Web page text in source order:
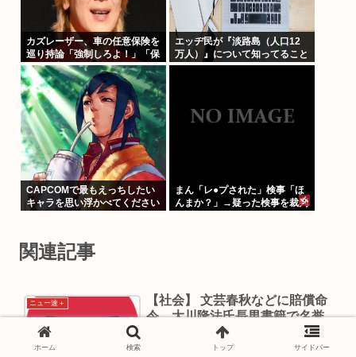
カズレーザー、車の任意保険を
巡り持論「強制しろよ！」「保
険にも入れないヤツは運転すん
なよ」
エッヂ民が『淡路島（人口12
万人）』について知ってること
CAPCOMで最もえっちしたい
キャラを思い浮かべてください
まん「レ●プされた」検事「ほ
んまか？」→疑った検事を裁判
関連記事
ニュー速＋
【社会】 文芸春秋などに賠償命
令 大川隆法氏長男書籍で名誉
毀損―東京地裁
ホーム 検索 トップ サイドバー